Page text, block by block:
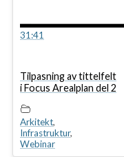
31:41
Tilpasning av tittelfelt
i Focus Arealplan del 2
Arkitekt,
Infrastruktur,
Webinar